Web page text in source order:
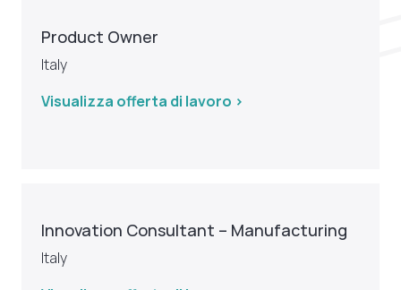
Product Owner
Italy
Visualizza offerta di lavoro >
Innovation Consultant – Manufacturing
Italy